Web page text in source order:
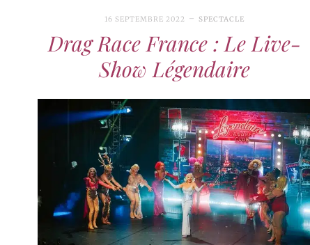
16 SEPTEMBRE 2022 SPECTACLE
Drag Race France : Le Live-
Show Légendaire